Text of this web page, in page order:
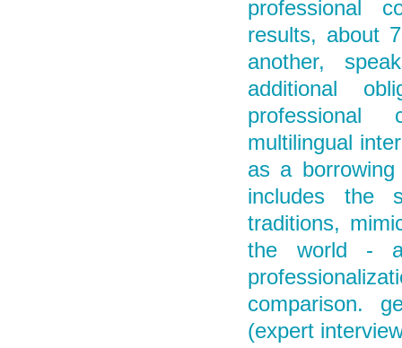
professional
results, about
another,
additional
professional
multilingual
as a borrowing
includes the
traditions,
the world -
comparison.
(expert